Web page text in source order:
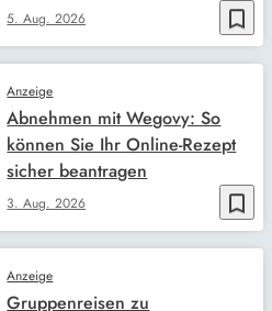
bookmark_border
5. Aug. 2026
bookmark_border
Anzeige
3. Aug. 2026
Abnehmen mit Wegovy: So
können Sie Ihr Online-Rezept
sicher beantragen
Anzeige
Gruppenreisen zu